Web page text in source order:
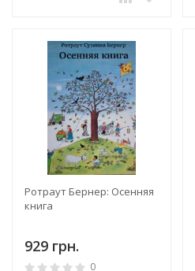
Ротраут Бернер: Осенняя
книга
929 грн.
0